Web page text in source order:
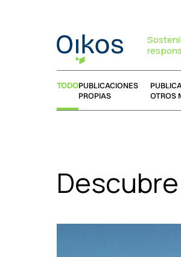
TODOPUBLICACIONES
PROPIAS
OTROS